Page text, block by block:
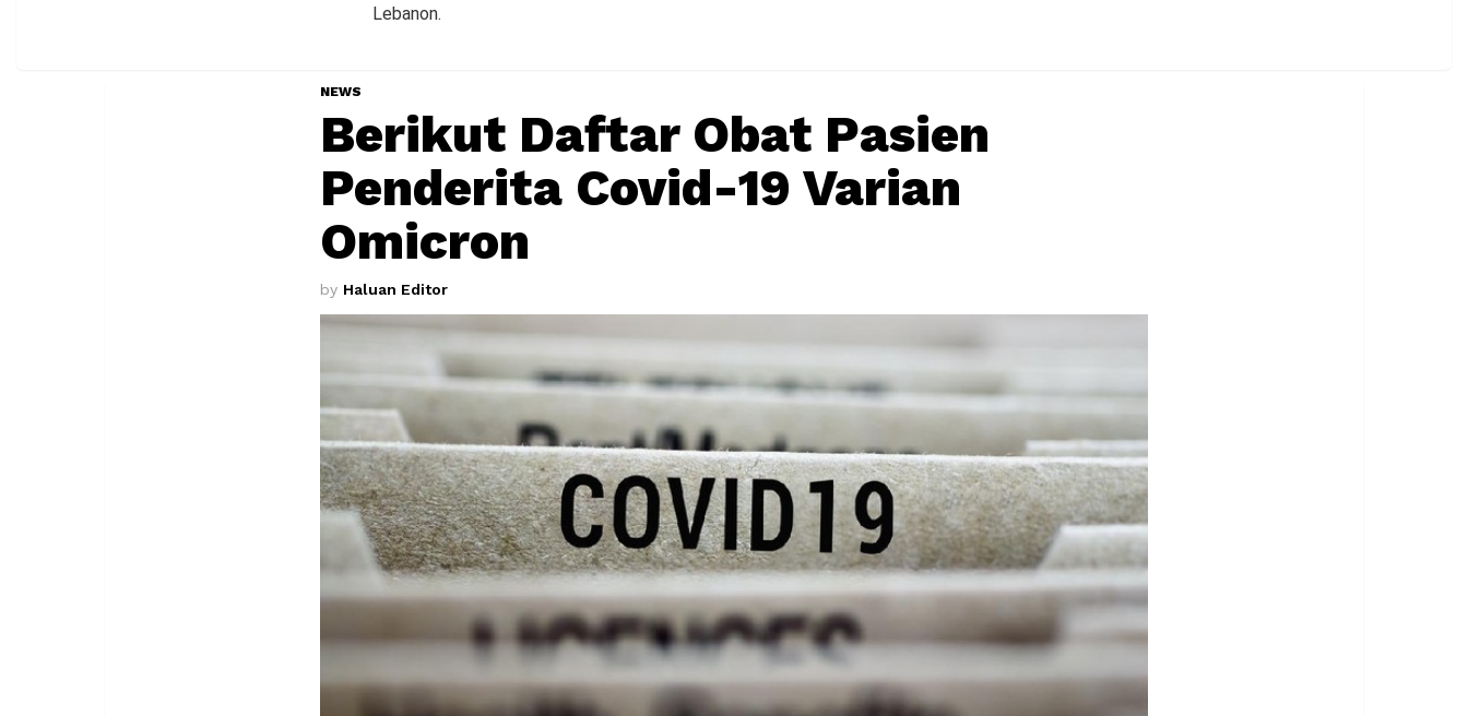
Lebanon.
NEWS
Berikut Daftar Obat Pasien
Penderita Covid-19 Varian
Omicron
by Haluan Editor